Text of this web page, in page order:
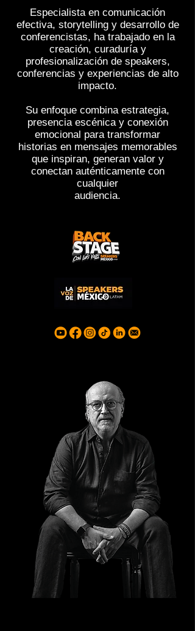
Especialista en comunicación
efectiva, storytelling y desarrollo de
conferencistas, ha trabajado en la
creación, curaduría y
profesionalización de speakers,
conferencias y experiencias de alto
impacto.
Su enfoque combina estrategia,
presencia escénica y conexión
emocional para transformar
historias en mensajes memorables
que inspiran, generan valor y
conectan auténticamente con
cualquier
audiencia.